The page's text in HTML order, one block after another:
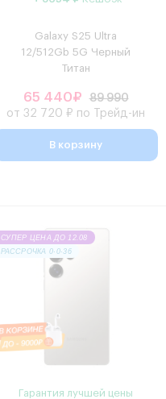
Galaxy S25 Ultra
12/512Gb 5G Черный
Титан
65 440₽
89 990
от 32 720 ₽ по Трейд-ин
В корзину
СУПЕР ЦЕНА ДО 12.08
РАССРОЧКА 0·0·36
Гарантия лучшей цены